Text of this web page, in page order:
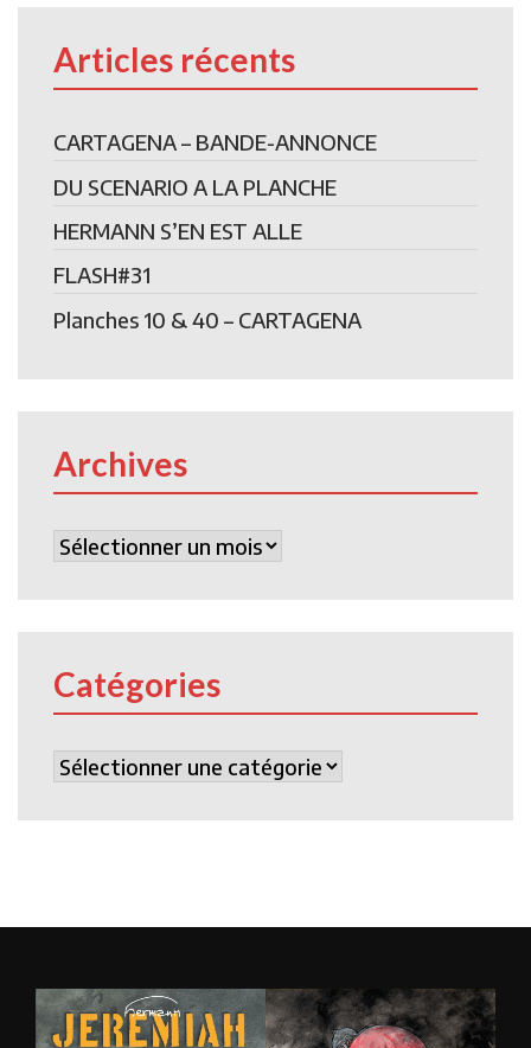
Articles récents
CARTAGENA – BANDE-ANNONCE
DU SCENARIO A LA PLANCHE
HERMANN S’EN EST ALLE
FLASH#31
Planches 10 & 40 – CARTAGENA
Archives
Archives
Catégories
Catégories